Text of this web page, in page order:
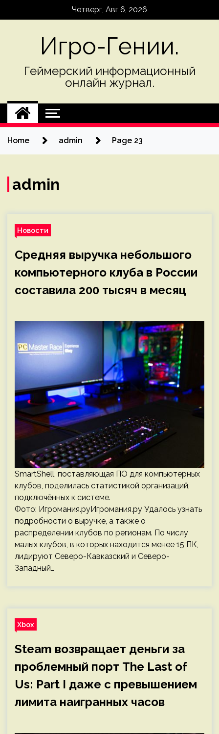
Четверг, Авг 6, 2026
Игро-Гении.
Геймерский информационный
онлайн журнал.
Home admin Page 23
admin
Новости
Средняя выручка небольшого
компьютерного клуба в России
составила 200 тысяч в месяц
SmartShell, поставляющая ПО для компьютерных
клубов, поделилась статистикой организаций,
подключённых к системе.
Фото: Игромания.руИгромания.ру Удалось узнать
подробности о выручке, а также о
распределении клубов по регионам. По числу
малых клубов, в которых находится менее 15 ПК,
лидируют Северо-Кавказский и Северо-
Западный…
Xbox
Steam возвращает деньги за
проблемный порт The Last of
Us: Part I даже с превышением
лимита наигранных часов